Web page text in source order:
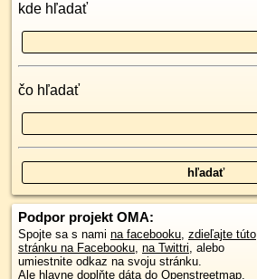
kde hľadať
čo hľadať
Podpor projekt OMA:
Spojte sa s nami na facebooku, zdieľajte túto
stránku na Facebooku, na Twittri, alebo
umiestnite odkaz na svoju stránku.
Ale hlavne doplňte dáta do Openstreetmap,